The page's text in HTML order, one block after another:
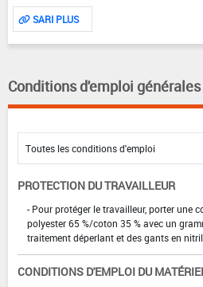
SARI PLUS
Conditions d'emploi générales
PROTECTION DU TRAVAILLEUR
- Pour protéger le travailleur, porter une
polyester 65 %/coton 35 % avec un
traitement déperlant et des gants en
CONDITIONS D'EMPLOI DU